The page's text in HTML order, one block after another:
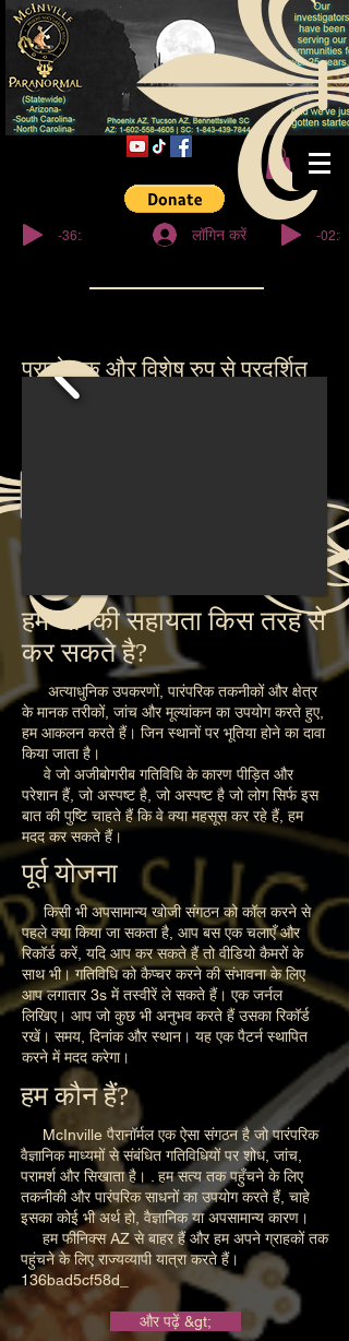
© कॉपीराइट
-36:27 लॉगिन करें -02:32
प्रायोजक और विशेष रुप से प्रदर्शित
हम आपकी सहायता किस तरह से
कर सकते है?
अत्याधुनिक उपकरणों, पारंपरिक तकनीकों और क्षेत्र
के मानक तरीकों, जांच और मूल्यांकन का उपयोग करते हुए,
हम आकलन करते हैं। जिन स्थानों पर भूतिया होने का दावा
किया जाता है।
वे जो अजीबोगरीब गतिविधि के कारण पीड़ित और
परेशान हैं, जो अस्पष्ट है, जो अस्पष्ट है जो लोग सिर्फ इस
बात की पुष्टि चाहते हैं कि वे क्या महसूस कर रहे हैं, हम
मदद कर सकते हैं।
पूर्व योजना
किसी भी अपसामान्य खोजी संगठन को कॉल करने से
पहले क्या किया जा सकता है, आप बस एक चलाएँ और
रिकॉर्ड करें, यदि आप कर सकते हैं तो वीडियो कैमरों के
साथ भी। गतिविधि को कैप्चर करने की संभावना के लिए
आप लगातार 3s में तस्वीरें ले सकते हैं। एक जर्नल
लिखिए। आप जो कुछ भी अनुभव करते हैं उसका रिकॉर्ड
रखें। समय, दिनांक और स्थान। यह एक पैटर्न स्थापित
करने में मदद करेगा।
हम कौन हैं?
McInville पैरानॉर्मल एक ऐसा संगठन है जो पारंपरिक
वैज्ञानिक माध्यमों से संबंधित गतिविधियों पर शोध, जांच,
परामर्श और सिखाता है। . हम सत्य तक पहुँचने के लिए
तकनीकी और पारंपरिक साधनों का उपयोग करते हैं, चाहे
इसका कोई भी अर्थ हो, वैज्ञानिक या अपसामान्य कारण।
हम फीनिक्स AZ से बाहर हैं और हम अपने ग्राहकों तक
पहुंचने के लिए राज्यव्यापी यात्रा करते हैं।
136bad5cf58d_
और पढ़ें &gt;